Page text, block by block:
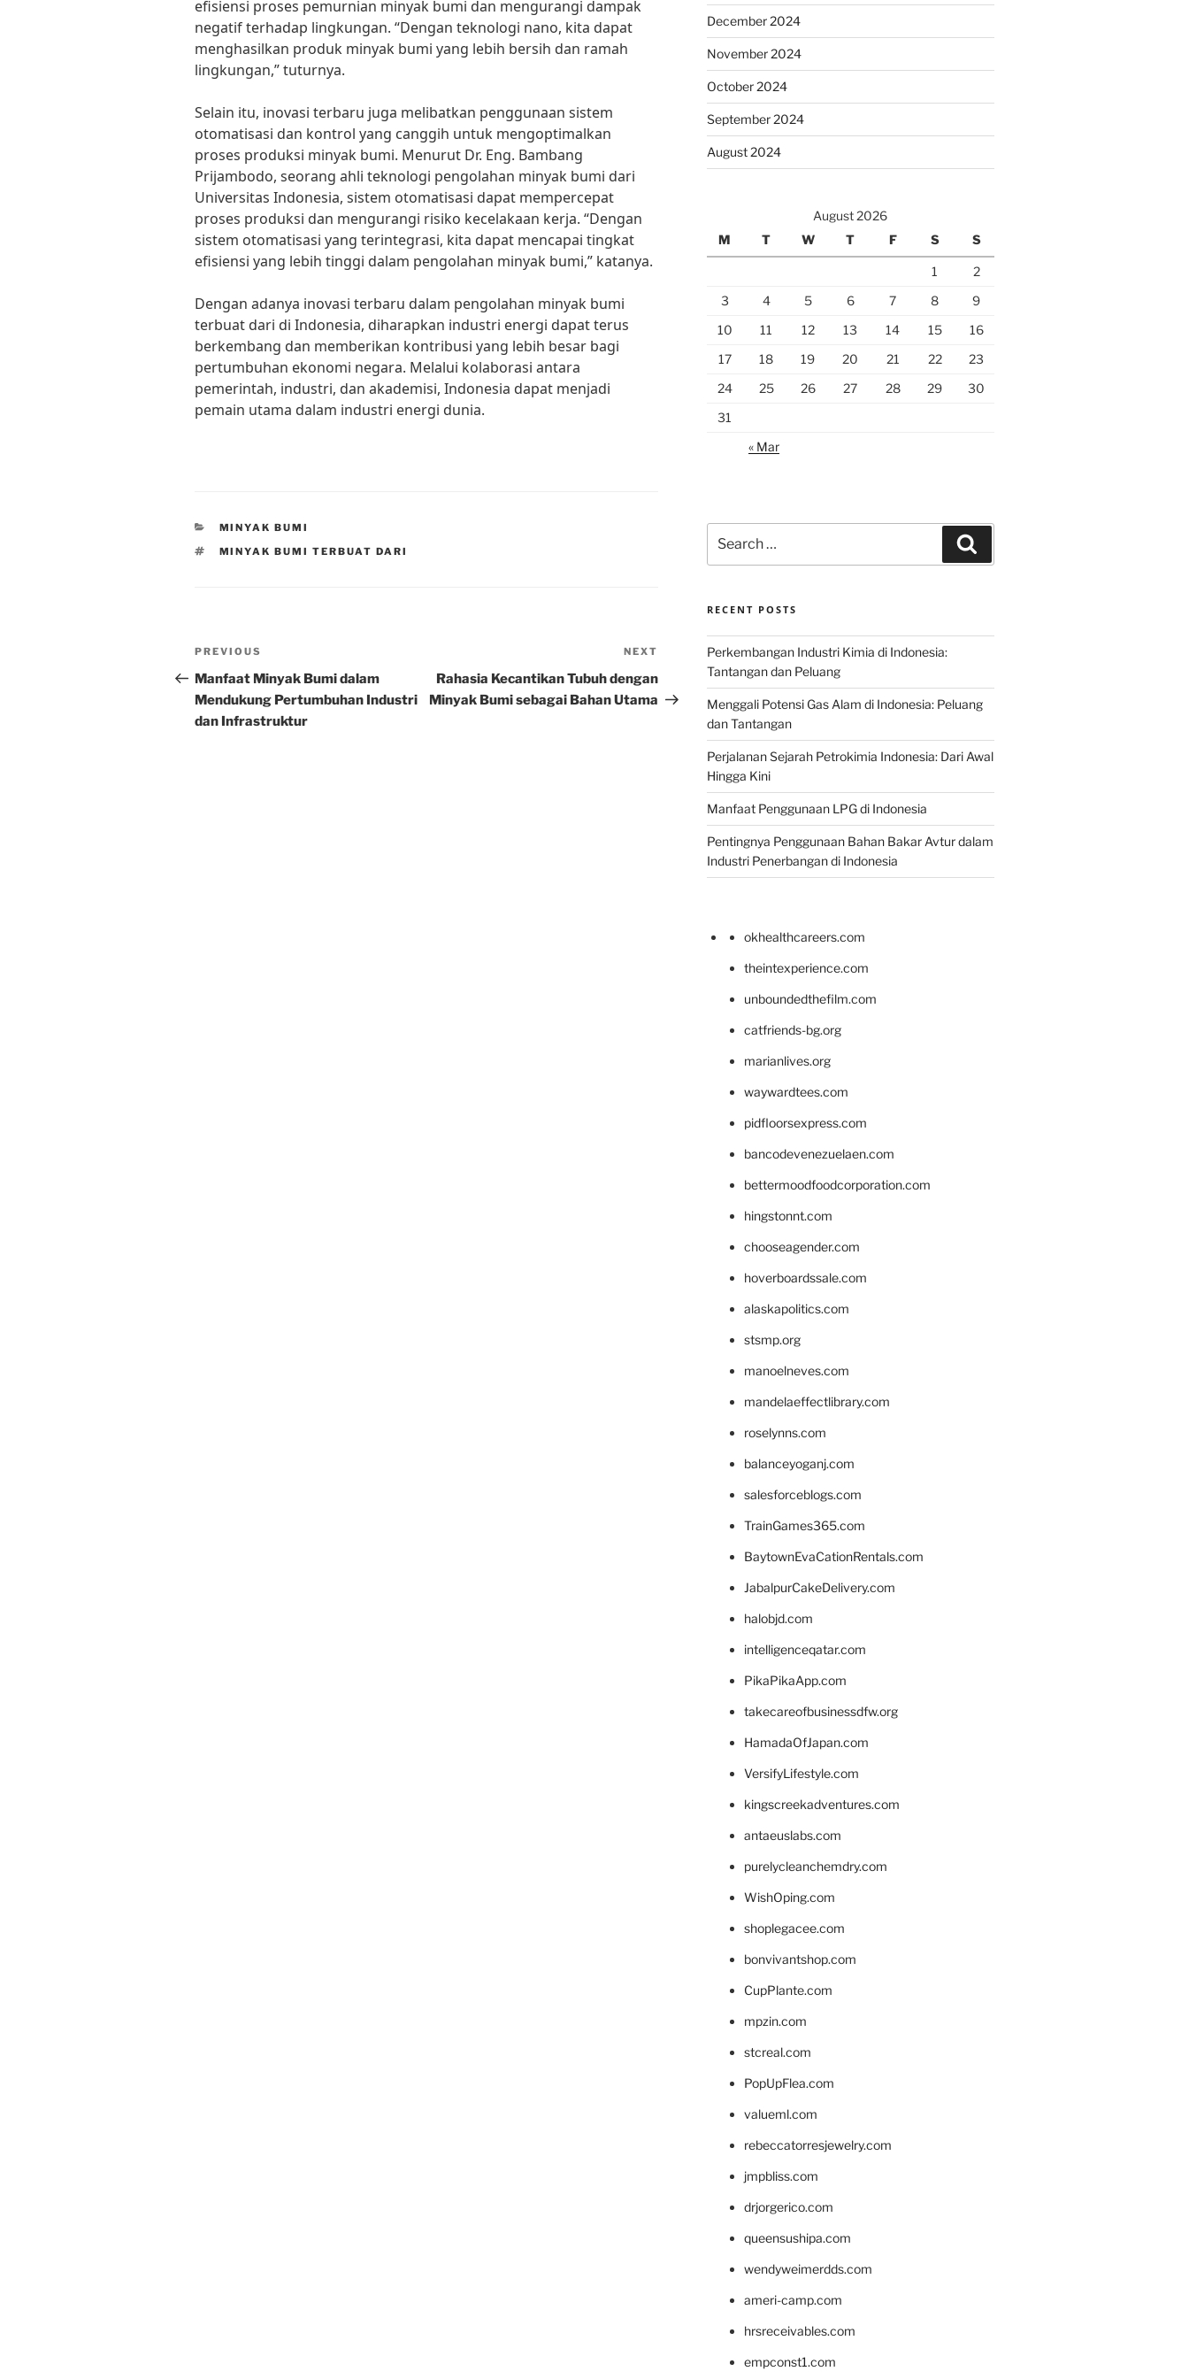
efisiensi proses pemurnian minyak bumi dan mengurangi dampak
negatif terhadap lingkungan. “Dengan teknologi nano, kita dapat
menghasilkan produk minyak bumi yang lebih bersih dan ramah
lingkungan,” tuturnya.
Selain itu, inovasi terbaru juga melibatkan penggunaan sistem
otomatisasi dan kontrol yang canggih untuk mengoptimalkan
proses produksi minyak bumi. Menurut Dr. Eng. Bambang
Prijambodo, seorang ahli teknologi pengolahan minyak bumi dari
Universitas Indonesia, sistem otomatisasi dapat mempercepat
proses produksi dan mengurangi risiko kecelakaan kerja. “Dengan
sistem otomatisasi yang terintegrasi, kita dapat mencapai tingkat
efisiensi yang lebih tinggi dalam pengolahan minyak bumi,” katanya.
Dengan adanya inovasi terbaru dalam pengolahan minyak bumi
terbuat dari di Indonesia, diharapkan industri energi dapat terus
berkembang dan memberikan kontribusi yang lebih besar bagi
pertumbuhan ekonomi negara. Melalui kolaborasi antara
pemerintah, industri, dan akademisi, Indonesia dapat menjadi
pemain utama dalam industri energi dunia.
CATEGORIES
MINYAK BUMI
TAGS
MINYAK BUMI TERBUAT DARI
Post
navigation
Previous
Post
PREVIOUS
Manfaat Minyak Bumi dalam
Mendukung Pertumbuhan Industri
dan Infrastruktur
Post
NEXT
Rahasia Kecantikan Tubuh dengan
Minyak Bumi sebagai Bahan Utama
December 2024
November 2024
October 2024
September 2024
August 2024
August 2026
M
T W T F S S
1
2
3
4 5 6 7 8
9
10
11 12 13 14 15
16
17
18 19 20 21 22
23
24
25 26 27 28 29
30
31
« Mar
for:
RECENT POSTS
Perkembangan Industri Kimia di Indonesia:
Tantangan dan Peluang
Menggali Potensi Gas Alam di Indonesia: Peluang
dan Tantangan
Perjalanan Sejarah Petrokimia Indonesia: Dari Awal
Hingga Kini
Manfaat Penggunaan LPG di Indonesia
Pentingnya Penggunaan Bahan Bakar Avtur dalam
Industri Penerbangan di Indonesia
okhealthcareers.com
theintexperience.com
unboundedthefilm.com
catfriends-bg.org
marianlives.org
waywardtees.com
pidfloorsexpress.com
bancodevenezuelaen.com
bettermoodfoodcorporation.com
hingstonnt.com
chooseagender.com
hoverboardssale.com
alaskapolitics.com
stsmp.org
manoelneves.com
mandelaeffectlibrary.com
roselynns.com
balanceyoganj.com
salesforceblogs.com
TrainGames365.com
BaytownEvaCationRentals.com
JabalpurCakeDelivery.com
halobjd.com
intelligenceqatar.com
PikaPikaApp.com
takecareofbusinessdfw.org
HamadaOfJapan.com
VersifyLifestyle.com
kingscreekadventures.com
antaeuslabs.com
purelycleanchemdry.com
WishOping.com
shoplegacee.com
bonvivantshop.com
CupPlante.com
mpzin.com
stcreal.com
PopUpFlea.com
valueml.com
rebeccatorresjewelry.com
jmpbliss.com
drjorgerico.com
queensushipa.com
wendyweimerdds.com
ameri-camp.com
hrsreceivables.com
empconst1.com